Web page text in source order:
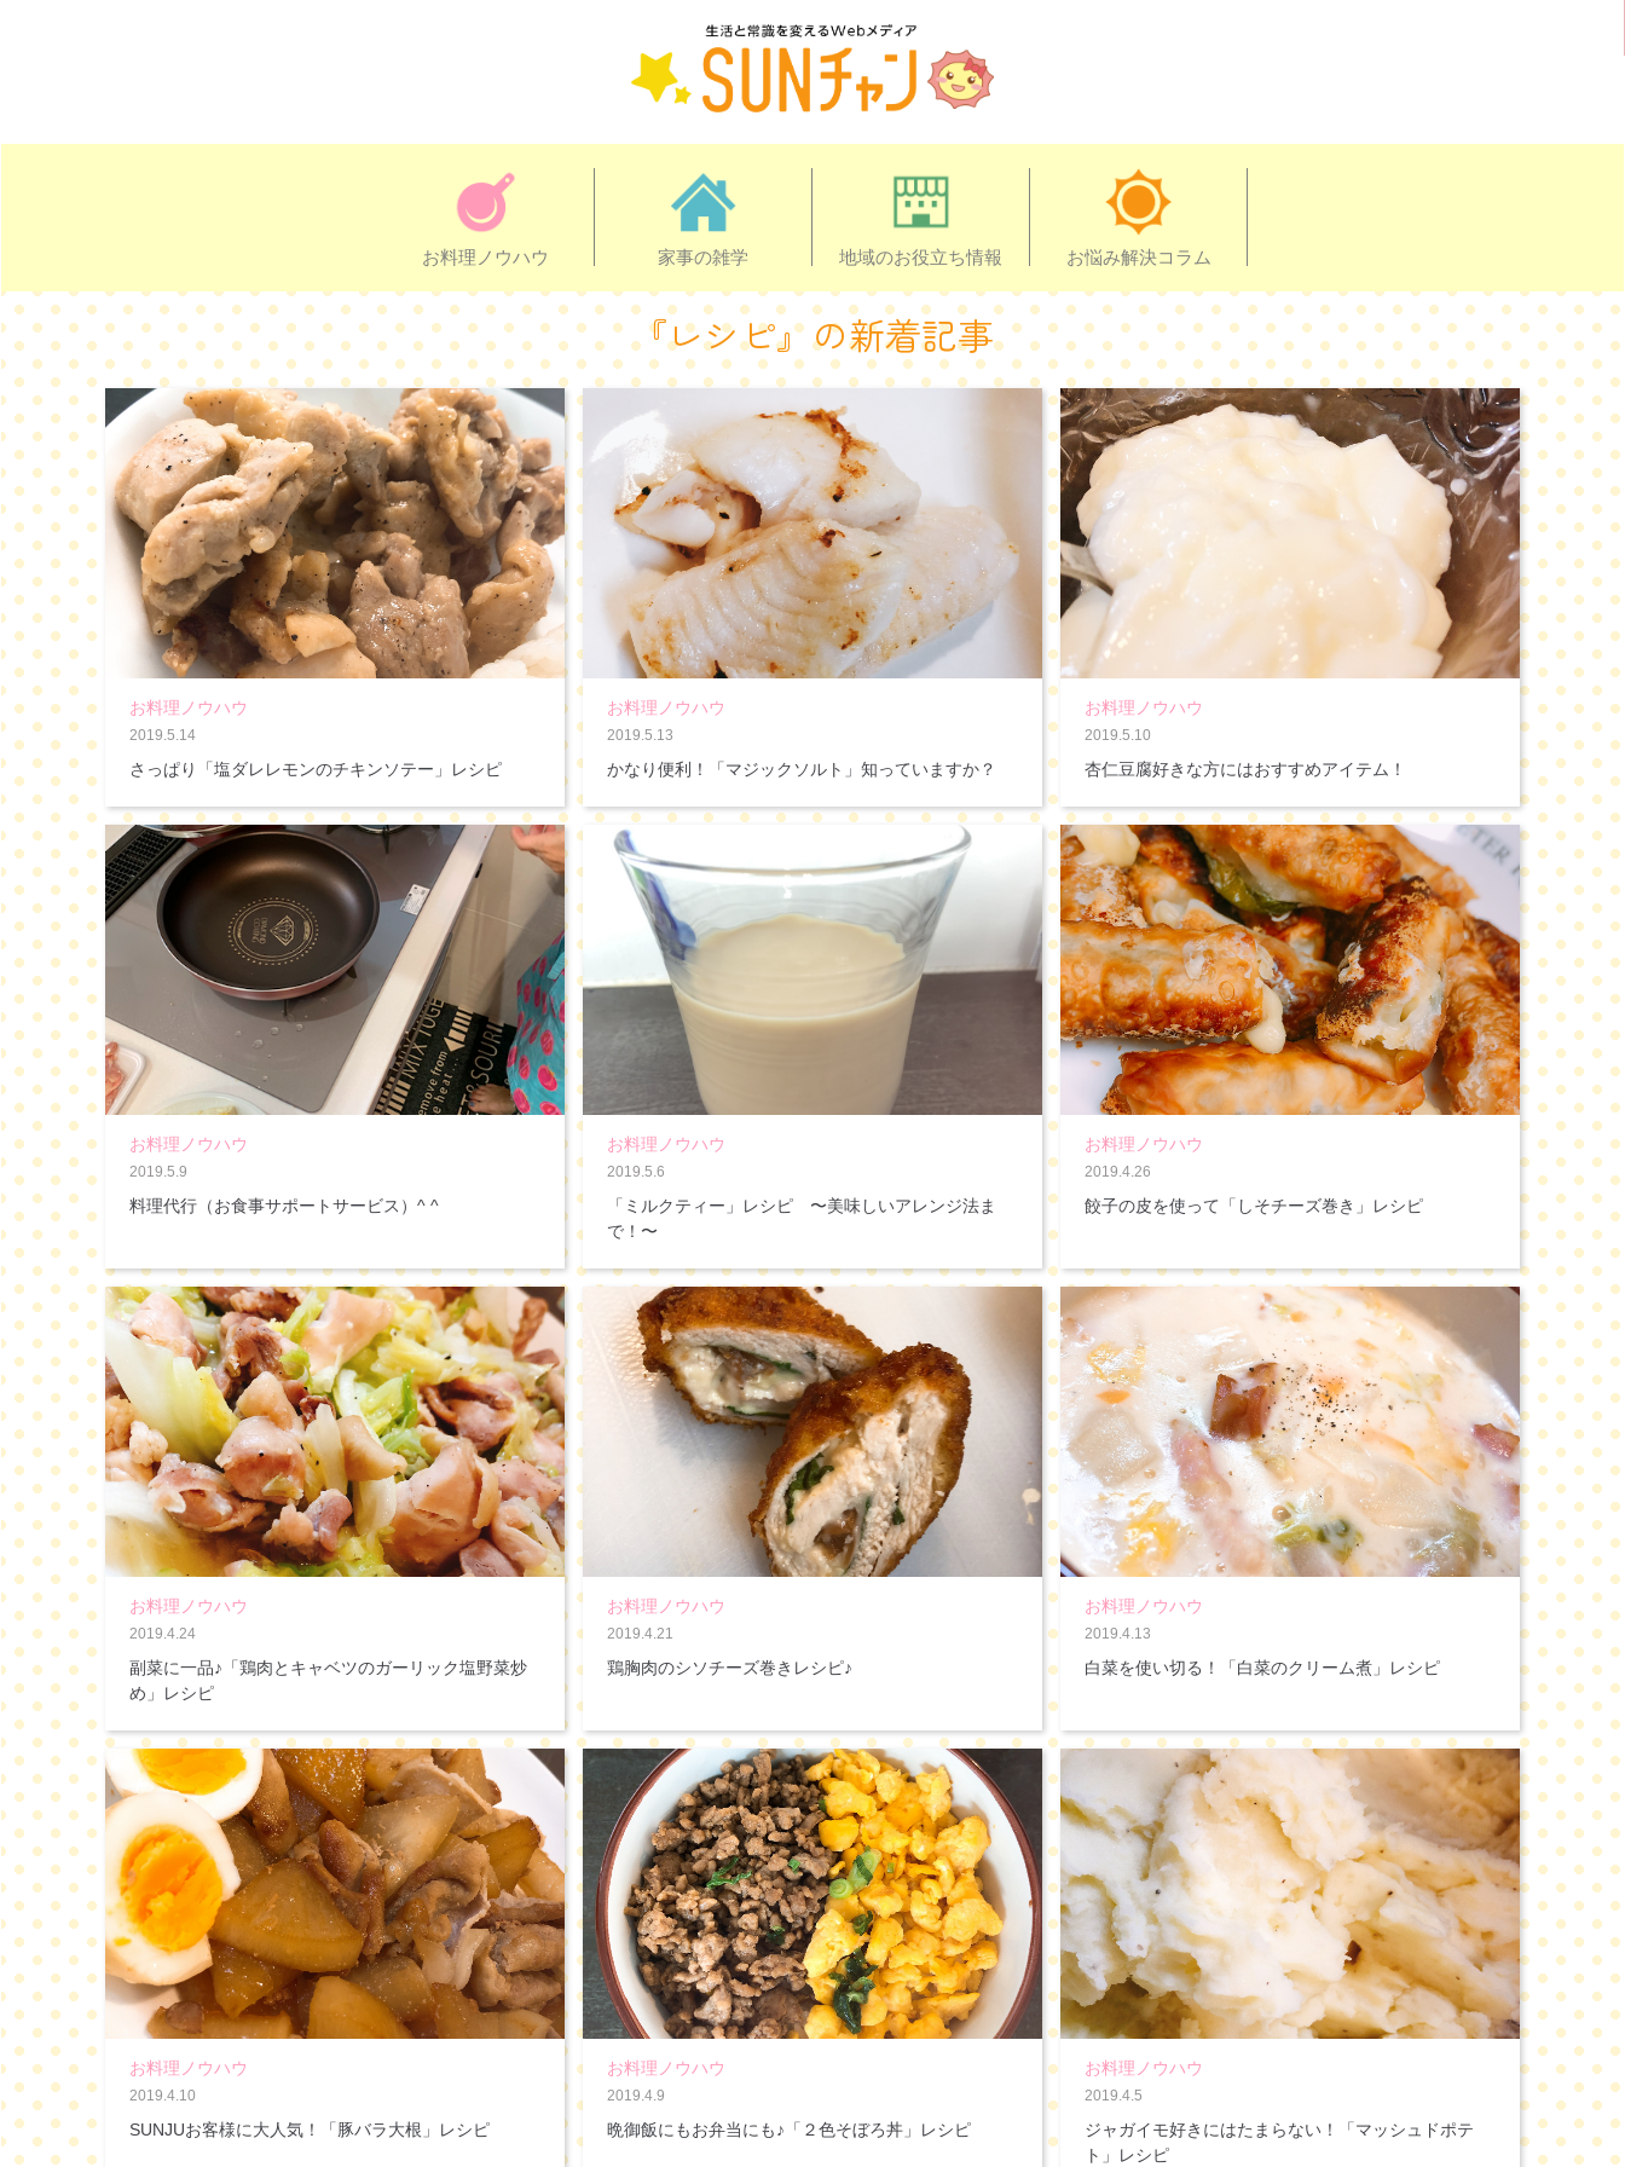
お料理ノウハウ 家事の雑学 地域のお役立ち情報 お悩み解決コラム
『レシピ』の新着記事
お料理ノウハウ
2019.5.14
さっぱり「塩ダレレモンのチキンソテー」レシピ
お料理ノウハウ
2019.5.13
かなり便利！「マジックソルト」知っていますか？
お料理ノウハウ
2019.5.10
杏仁豆腐好きな方にはおすすめアイテム！
お料理ノウハウ
2019.5.9
料理代行（お食事サポートサービス）^ ^
お料理ノウハウ
2019.5.6
「ミルクティー」レシピ 〜美味しいアレンジ法ま
で！〜
お料理ノウハウ
2019.4.26
餃子の皮を使って「しそチーズ巻き」レシピ
お料理ノウハウ
2019.4.24
副菜に一品♪「鶏肉とキャベツのガーリック塩野菜炒
め」レシピ
お料理ノウハウ
2019.4.21
鶏胸肉のシソチーズ巻きレシピ♪
お料理ノウハウ
2019.4.13
白菜を使い切る！「白菜のクリーム煮」レシピ
お料理ノウハウ
2019.4.10
SUNJUお客様に大人気！「豚バラ大根」レシピ
お料理ノウハウ
2019.4.9
晩御飯にもお弁当にも♪「２色そぼろ丼」レシピ
お料理ノウハウ
2019.4.5
ジャガイモ好きにはたまらない！「マッシュドポテ
ト」レシピ